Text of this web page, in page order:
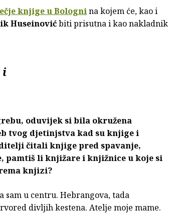
knjige u Bolognina kojem će, kao i
Huseinovićbiti prisutna i kao nakladnik
i
oduvijek si bila okružena
tvog djetinjstva kad su knjige i
čitali knjige pred spavanje,
pamtiš li knjižare i knjižnice u koje si
knjizi?
sam u centru. Hebrangova, tada
divljih kestena. Atelje moje mame.